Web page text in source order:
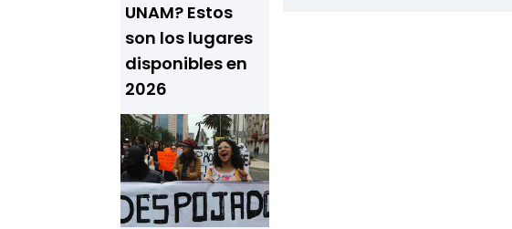
UNAM? Estos
son los lugares
disponibles en
2026